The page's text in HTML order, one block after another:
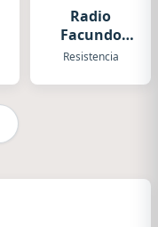
Radio
Facundo
Quiroga
Resistencia